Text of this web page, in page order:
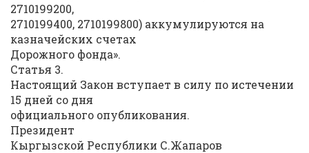
2710199200,
2710199400, 2710199800) аккумулируются на
казначейских счетах
Дорожного фонда».
Статья 3.
Настоящий Закон вступает в силу по истечении
15 дней со дня
официального опубликования.
Президент
Кыргызской Республики С.Жапаров